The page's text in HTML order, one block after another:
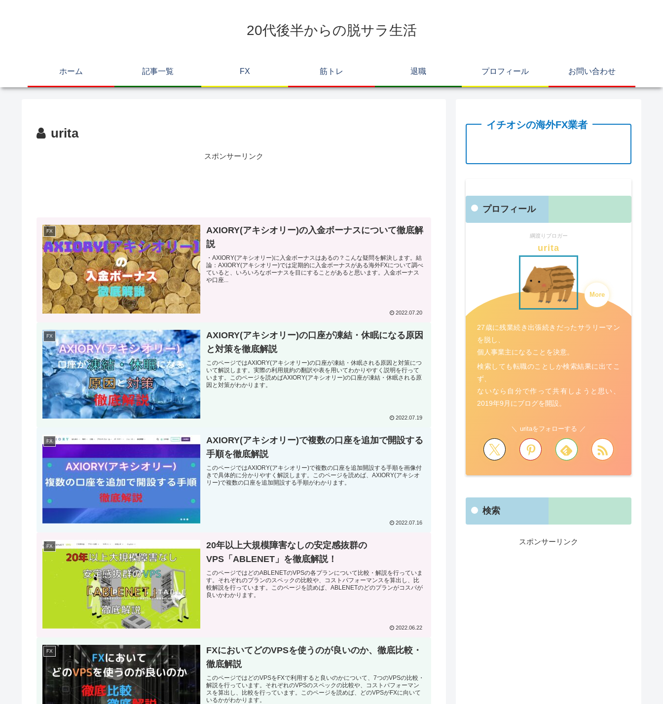
20代後半からの脱サラ生活
ホーム 記事一覧 FX 筋トレ 退職 プロフィール お問い合わせ
urita
スポンサーリンク
FX
AXIORY(アキシオリー)の入金ボーナスについて徹底解
説
・AXIORY(アキシオリー)に入金ボーナスはあるの？こんな疑問を解決します。結
論：AXIORY(アキシオリー)では定期的に入金ボーナスがある海外FXについて調べ
ていると、いろいろなボーナスを目にすることがあると思います。入金ボーナス
や口座...
2022.07.20
FX
AXIORY(アキシオリー)の口座が凍結・休眠になる原因
と対策を徹底解説
このページではAXIORY(アキシオリー)の口座が凍結・休眠される原因と対策につ
いて解説します。実際の利用規約の翻訳や表を用いてわかりやすく説明を行って
います。このページを読めばAXIORY(アキシオリー)の口座が凍結・休眠される原
因と対策がわかります。
2022.07.19
FX
AXIORY(アキシオリー)で複数の口座を追加で開設する
手順を徹底解説
このページではAXIORY(アキシオリー)で複数の口座を追加開設する手順を画像付
きで具体的に分かりやすく解説します。このページを読めば、AXIORY(アキシオ
リー)で複数の口座を追加開設する手順がわかります。
2022.07.16
FX
20年以上大規模障害なしの安定感抜群の
VPS「ABLENET」を徹底解説！
このページではどのABLENETのVPSの各プランについて比較・解説を行っていま
す。それぞれのプランのスペックの比較や、コストパフォーマンスを算出し、比
較解説を行っています。このページを読めば、ABLENETのどのプランがコスパが
良いかわかります。
2022.06.22
FX
FXにおいてどのVPSを使うのが良いのか、徹底比較・
徹底解説
このページではどのVPSをFXで利用すると良いのかについて、7つのVPSの比較・
解説を行っています。それぞれのVPSのスペックの比較や、コストパフォーマン
スを算出し、比較を行っています。このページを読めば、どのVPSがFXに向いて
いるかがわかります。
イチオシの海外FX業者
プロフィール
綱渡りブロガー
urita
27歳に残業続き出張続きだったサラリーマン
を脱し、
個人事業主になることを決意。
検索しても転職のことしか検索結果に出てこ
ず、
ないなら自分で作って共有しようと思い、
2019年9月にブログを開設。
More
uritaをフォローする
検索
スポンサーリンク